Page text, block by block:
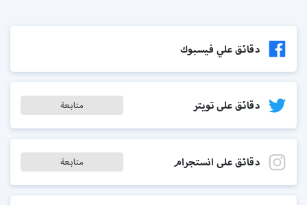
دقائق علي فيسبوك
دقائق على تويتر متابعة
دقائق على انستجرام متابعة